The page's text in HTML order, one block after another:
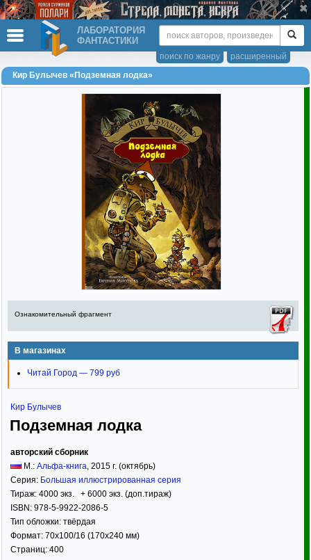
ЛАБОРАТОРИЯ
ФАНТАСТИКИ
расширенный
поиск по жанру
Кир Булычев «Подземная лодка»
Ознакомительный фрагмент
В магазинах
Читай Город — 799 руб
Кир Булычев
Подземная лодка
авторский сборник
М.: Альфа-книга 2015 г. (октябрь)
Серия: Большая иллюстрированная серия
Тираж: 4000 экз. + 6000 экз. (доп.тираж)
ISBN: 978-5-9922-2086-5
Тип обложки: твёрдая
Формат: 70x100/16 (170x240 мм)
Страниц: 400